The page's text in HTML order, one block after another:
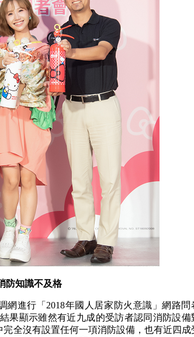
防知識不及格
網進行「2018年國人居家防火意識」網路問
果顯示雖然有近九成的受訪者認同消防設備
全沒有設置任何一項消防設備，也有近四成